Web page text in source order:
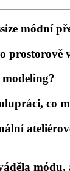
módní
prostorově
modeling?
co
módu,